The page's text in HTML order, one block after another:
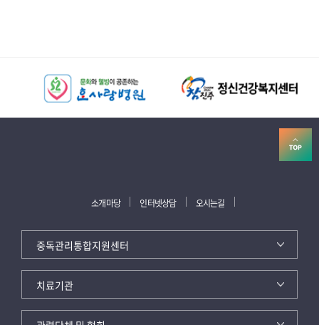
소개마당 인터넷상담 오시는길